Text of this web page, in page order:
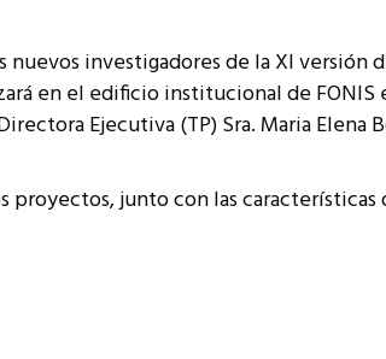
nuevos investigadores de la XI versión
en el edificio institucional de FONIS
Ejecutiva (TP) Sra. Maria Elena
proyectos, junto con las